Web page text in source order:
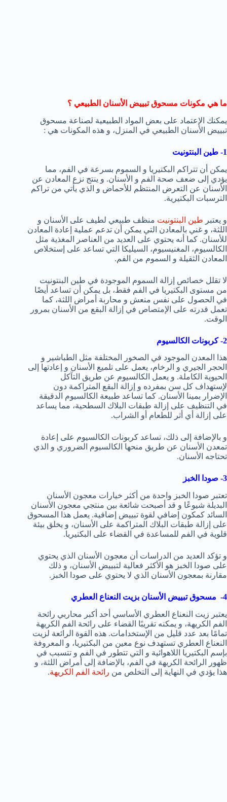
ما هي مكونات مسحوق تبييض الأسنان الطبيعي ؟
يمكنك الإعتماد على بعض المواد الطبيعية لصناعة مسحوق
تبييض الأسنان الطبيعي في المنزل، و هذه المكونات هي :
1- طين البنتونيت
يمكن أن تتراكم البكتيريا و السموم بسرعة في الفم، مما
يؤدي إلى ضعف صحة الفم و الأسنان. و ينتج نزع المعادن عن
الأسنان عن التعرض المنتظم للأحماض و الذي يأتي من تراكم
الترسبات البكتيرية.
و يعتبر طين البنتونيت منظف طبيعي لطيف على الأسنان و
اللثة، و غني بالمعادن التي يمكن أن تدعم عملية إعادة المعادن
للأسنان. كما أنه يحتوي على العديد من العناصر المغذية مثل
الكالسيوم، المغنيسيوم، السيليكا التي تساعد على إستخلاص
المعادن الثقيلة و السموم من الفم.
لا تقلل خصائص إزالة السموم الموجودة في طين البنتونيت
من مستوى البكتيريا في الفم فقط، بل يمكن أن تساعد أيضًا
في الحصول على نفس منعش و محاربة أمراض اللثة، كما
تعمل قدرته على الإمتصاص في إزالة البقع من الأسنان بمرور
الوقت.
2- كربونات الكالسيوم
هذا المعدن الموجود في الصخور المختلفة مثل الطباشير و
الحجر الجيري و الرخام، يعمل على تلميع الأسنان و إعادتها إلى
الحيوية الكاملة. و يعمل الكالسيوم عن طريق التآكل
لإستهداف كل سن بمفرده و إزالة البقع المتراكمة دون
الإضرار بمينا الأسنان. كما تساعد طبيعة الكالسيوم الدقيقة
في التنظيف على إزالة طبقات البلاك السطحية، مما يساعد
على إزالة أي أثر للطعام أو الشراب.
و بالإضافة إلى ذلك، تساعد كربونات الكالسيوم على إعادة
تمعدن الأسنان عن طريق منحها الكالسيوم الضروري و الذي
تحتاجه الأسنان.
3- صودا الخبز
تعتبر صودا الخبز واحدة من أكثر خيارات معجون الأسنان
البديلة شيوعًا و قد أصبحت شائعة بين منتجي معجون الأسنان
السائد كمكون إضافي لقوة تبييض إضافية. يعمل هذا المسحوق
على إزالة طبقات البلاك المتراكمة على الأسنان، و يخلق بيئة
قلوية في الفم للمساعدة في القضاء على البكتيريا.
و تؤكد العديد من الدراسات أن معجون الأسنان الذي يحتوي
على صودا الخبز هو الأكثر فعالية لتبييض الأسنان، و ذلك
مقارنة بمعجون الأسنان الذي لا يحتوي على صودا الخبز.
4- مسحوق تبييض الأسنان بزيت النعناع العطري
يعتبر زيت النعناع العطري الأساسي أحد أكبر محاربي رائحة
الفم الكريهة، و يمكنه تقريبًا القضاء على رائحة الفم الكريهة
تمامًا بعد عدد قليل من الإستخدامات. هذه القوة الرائعة لزيت
النعناع العطري تستهدف نوع معين من البكتيريا، و المعروفة
بإسم البكتيريا اللاهوائية و التي تتطور في الفم و تتسبب في
ظهور الرائحة الكريهة في الفم، بالإضافة إلى أمراض اللثة، و
هذا يؤدي في النهاية إلى التخلص من رائحة الفم الكريهة.